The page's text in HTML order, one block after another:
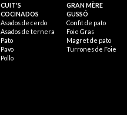
CUIT'S
COCINADOS
Asados de cerdo
Asados de ternera
Pato
Pavo
Pollo
GRAN MÈRE
GUSSÓ
Confit de pato
Foie Gras
Magret de pato
Turrones de Foie